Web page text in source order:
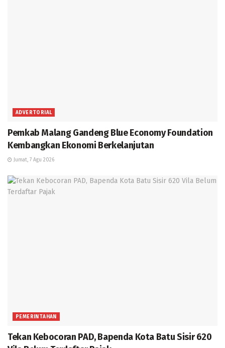
ADVERTORIAL
Pemkab Malang Gandeng Blue Economy Foundation
Kembangkan Ekonomi Berkelanjutan
Jumat, 7 Agu 2026
PEMERINTAHAN
Tekan Kebocoran PAD, Bapenda Kota Batu Sisir 620